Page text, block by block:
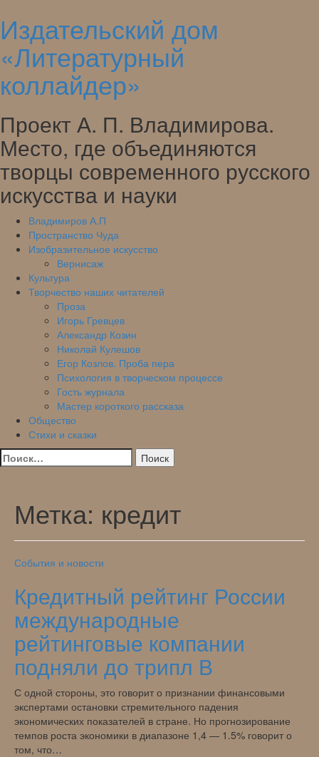
Skip
to
content
Издательский дом
«Литературный
коллайдер»
Проект А. П. Владимирова.
Место, где объединяются
творцы современного русского
искусства и науки
Владимиров А.П
Пространство Чуда
Изобразительное искусство
Вернисаж
Культура
Творчество наших читателей
Проза
Игорь Гревцев
Александр Козин
Николай Кулешов
Егор Козлов. Проба пера
Психология в творческом процессе
Гость журнала
Мастер короткого рассказа
Общество
Стихи и сказки
Найти:
Метка: кредит
События и новости
Кредитный рейтинг России
международные
рейтинговые компании
подняли до трипл В
С одной стороны, это говорит о признании финансовыми
экспертами остановки стремительного падения
экономических показателей в стране. Но прогнозирование
темпов роста экономики в диапазоне 1,4 — 1.5% говорит о
том, что…